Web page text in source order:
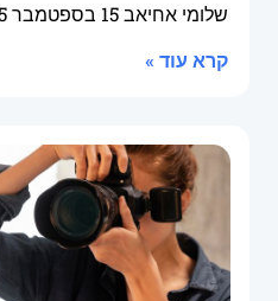
שלומי אחיאב15 בספטמבר 2025
קרא עוד »